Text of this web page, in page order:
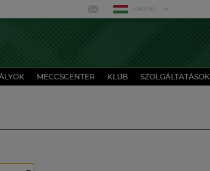
MAGYAR
MECCSCENTER KLUB SZOLGÁLTATÁSOK